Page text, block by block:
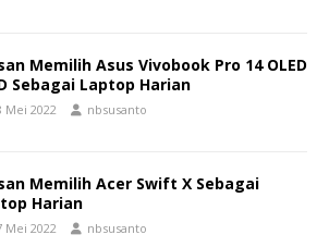
Memilih Asus Vivobook Pro 14 OLED
Sebagai Laptop Harian
Mei 2022 nbsusanto
Memilih Acer Swift X Sebagai
Harian
Mei 2022 nbsusanto